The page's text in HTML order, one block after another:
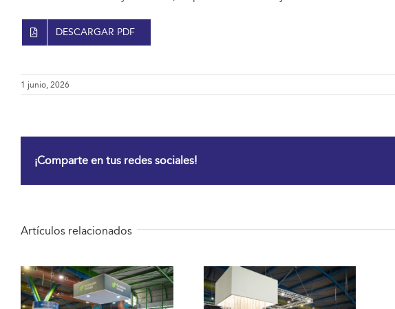
DESCARGAR PDF
1 junio, 2026
¡Comparte en tus redes sociales!
Artículos relacionados